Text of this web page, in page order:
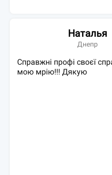
Наталья
Днепр
Справжні профі своєї
мою мрію!!! Дякую